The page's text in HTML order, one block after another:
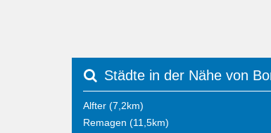
Städte in der Nähe von
Alfter (7,2km)
Remagen (11,5km)